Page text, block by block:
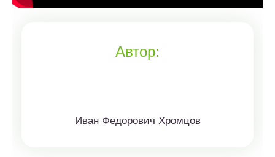
Автор:
Иван Федорович Хромцов